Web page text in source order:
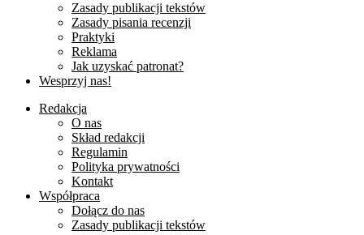
Zasady publikacji tekstów
Zasady pisania recenzji
Praktyki
Reklama
Jak uzyskać patronat?
Wesprzyj nas!
Redakcja
O nas
Skład redakcji
Regulamin
Polityka prywatności
Kontakt
Współpraca
Dołącz do nas
Zasady publikacji tekstów